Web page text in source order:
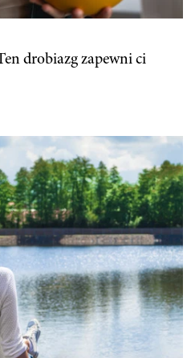
drobiazg zapewni ci